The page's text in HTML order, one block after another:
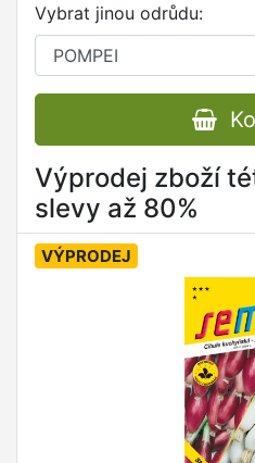
Vybrat jinou odrůdu:
Výprodej zboží
slevy až 80%
VÝPRODEJ